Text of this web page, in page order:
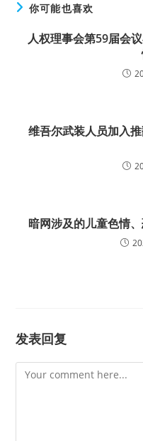
你可能也喜欢
人权理事会第59届会
维吾尔武装人员加入
暗网涉及的儿童色情
发表回复
Comment